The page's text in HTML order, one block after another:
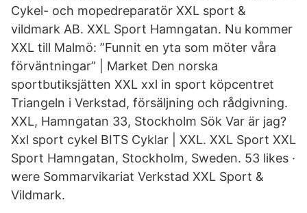
Cykel- och mopedreparatör XXL sport &
vildmark AB. XXL Sport Hamngatan. Nu kommer
XXL till Malmö: ”Funnit en yta som möter våra
förväntningar” | Market Den norska
sportbutiksjätten XXL xxl in sport köpcentret
Triangeln i Verkstad, försäljning och rådgivning.
XXL, Hamngatan 33, Stockholm Sök Var är jag?
Xxl sport cykel BITS Cyklar | XXL. XXL Sport XXL
Sport Hamngatan, Stockholm, Sweden. 53 likes ·
were Sommarvikariat Verkstad XXL Sport &
Vildmark.